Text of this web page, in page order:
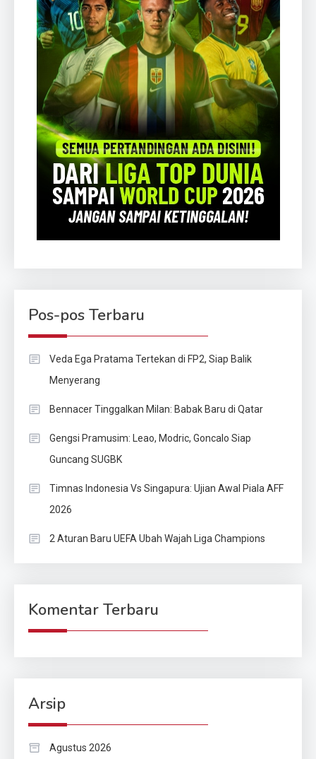
Pos-pos Terbaru
Veda Ega Pratama Tertekan di FP2, Siap Balik
Menyerang
Bennacer Tinggalkan Milan: Babak Baru di Qatar
Gengsi Pramusim: Leao, Modric, Goncalo Siap
Guncang SUGBK
Timnas Indonesia Vs Singapura: Ujian Awal Piala AFF
2026
2 Aturan Baru UEFA Ubah Wajah Liga Champions
Komentar Terbaru
Arsip
Agustus 2026